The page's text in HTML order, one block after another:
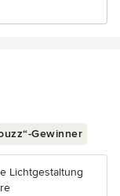
Gewinner
Lichtgestaltung